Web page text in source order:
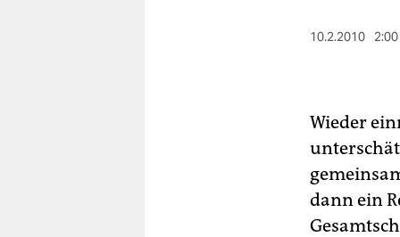
10.2.2010
Wieder
dann ein